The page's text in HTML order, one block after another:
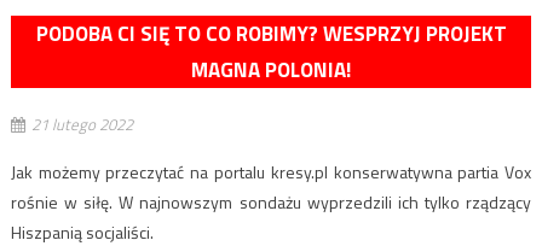
PODOBA CI SIĘ TO CO ROBIMY? WESPRZYJ PROJEKT
MAGNA POLONIA!
21 lutego 2022
Jak możemy przeczytać na portalu kresy.pl konserwatywna partia Vox
rośnie w siłę. W najnowszym sondażu wyprzedzili ich tylko rządzący
Hiszpanią socjaliści.